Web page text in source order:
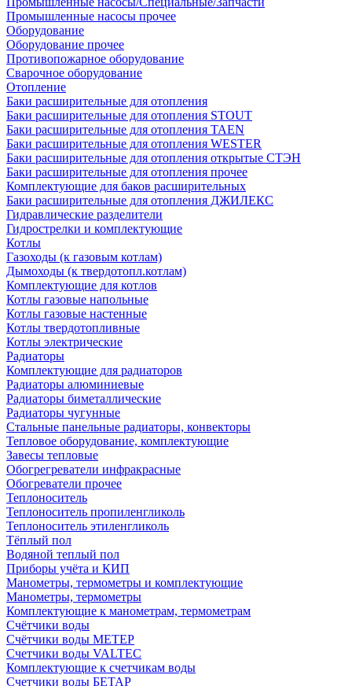
Промышленные насосы прочее
Оборудование
Оборудование прочее
Противопожарное оборудование
Сварочное оборудование
Отопление
Баки расширительные для отопления
Баки расширительные для отопления STOUT
Баки расширительные для отопления TAEN
Баки расширительные для отопления WESTER
Баки расширительные для отопления открытые СТЭН
Баки расширительные для отопления прочее
Комплектующие для баков расширительных
Баки расширительные для отопления ДЖИЛЕКС
Гидравлические разделители
Гидрострелки и комплектующие
Котлы
Газоходы (к газовым котлам)
Дымоходы (к твердотопл.котлам)
Комплектующие для котлов
Котлы газовые напольные
Котлы газовые настенные
Котлы твердотопливные
Котлы электрические
Радиаторы
Комплектующие для радиаторов
Радиаторы алюминиевые
Радиаторы биметаллические
Радиаторы чугунные
Стальные панельные радиаторы, конвекторы
Тепловое оборудование, комплектующие
Завесы тепловые
Обогрегреватели инфракрасные
Обогреватели прочее
Теплоноситель
Теплоноситель пропиленгликоль
Теплоноситель этиленгликоль
Тёплый пол
Водяной теплый пол
Приборы учёта и КИП
Манометры, термометры и комплектующие
Манометры, термометры
Комплектующие к манометрам, термометрам
Счётчики воды
Счётчики воды МЕТЕР
Счетчики воды VALTEC
Комплектующие к счетчикам воды
Счетчики воды БЕТАР